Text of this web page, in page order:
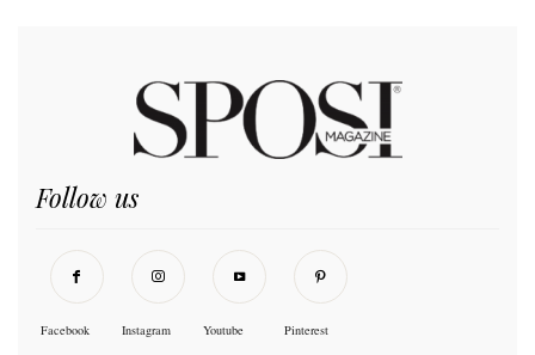
Follow us
Facebook Instagram Youtube Pinterest